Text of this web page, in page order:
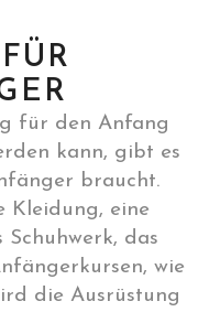
für den Anfang
kann, gibt es
braucht.
Kleidung, eine
Schuhwerk, das
wie
die Ausrüstung